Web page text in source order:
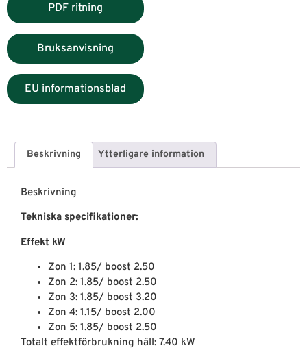
PDF ritning
Bruksanvisning
EU informationsblad
Beskrivning Ytterligare information
Beskrivning
Tekniska specifikationer:
Effekt kW
Zon 1: 1.85/ boost 2.50
Zon 2: 1.85/ boost 2.50
Zon 3: 1.85/ boost 3.20
Zon 4: 1.15/ boost 2.00
Zon 5: 1.85/ boost 2.50
Totalt effektförbrukning häll: 7.40 kW